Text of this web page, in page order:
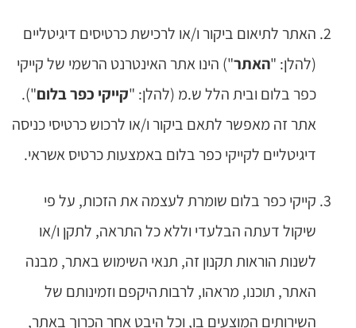
האתר לתיאום ביקור ו/או לרכישת כרטיסים דיגיטליים
(להלן: "האתר") הינו אתר האינטרנט הרשמי של קייקי
כפר בלום ובית הלל ש.מ (להלן: "קייקי כפר בלום").
אתר זה מאפשר לתאם ביקור ו/או לרכוש כרטיסי כניסה
דיגיטליים לקייקי כפר בלום באמצעות כרטיס אשראי.
קייקי כפר בלום שומרת לעצמה את הזכות, על פי
שיקול דעתה הבלעדי וללא כל התראה, לתקן ו/או
לשנות הוראות תקנון זה, תנאי השימוש באתר, מבנה
האתר, תוכנו, מראהו, לרבות היקפם וזמינותם של
השירותים המוצעים בו, וכל היבט אחר הכרוך באתר,